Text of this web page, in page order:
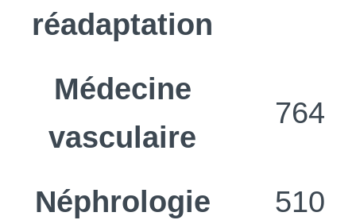
réadaptation
Médecine
vasculaire
764
Néphrologie
510